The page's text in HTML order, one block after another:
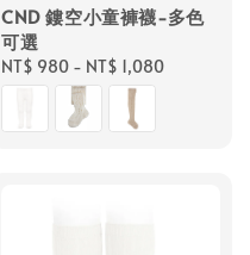
CND 鏤空小童褲襪-多色
可選
Regular
price
NT$ 980 - NT$ 1,080